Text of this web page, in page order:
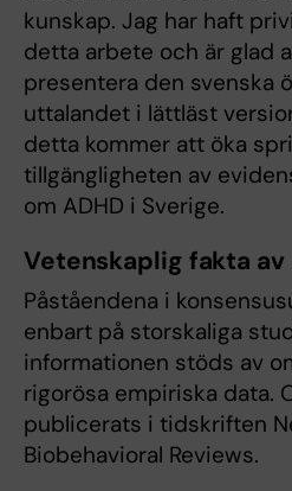
kunskap. Jag har haft
detta arbete och är glad
presentera den svenska
uttalandet i lättläst
detta kommer att öka
tillgängligheten av
om ADHD i Sverige.
Vetenskaplig fakta
Påståendena i
enbart på storskaliga
informationen stöds av
rigorösa empiriska data.
publicerats i tidskriften
Biobehavioral Reviews.